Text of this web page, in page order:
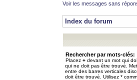
Voir les messages sans
Index du forum
Rechercher par mots-clés:
Placez + devant un mot qui
qui ne doit pas être trouvé.
entre des barres verticales
doit être trouvé. Utilisez *